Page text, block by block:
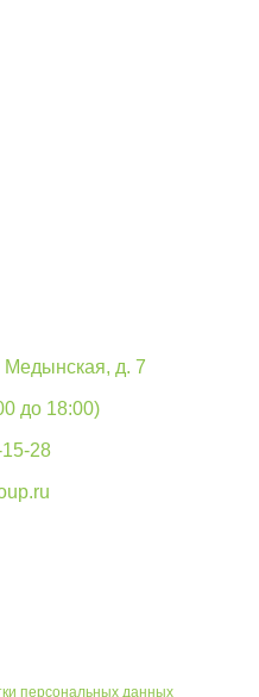
Медынская, д. 7
до 18:00)
28
персональных данных